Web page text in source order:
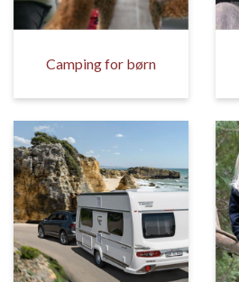
Camping for børn